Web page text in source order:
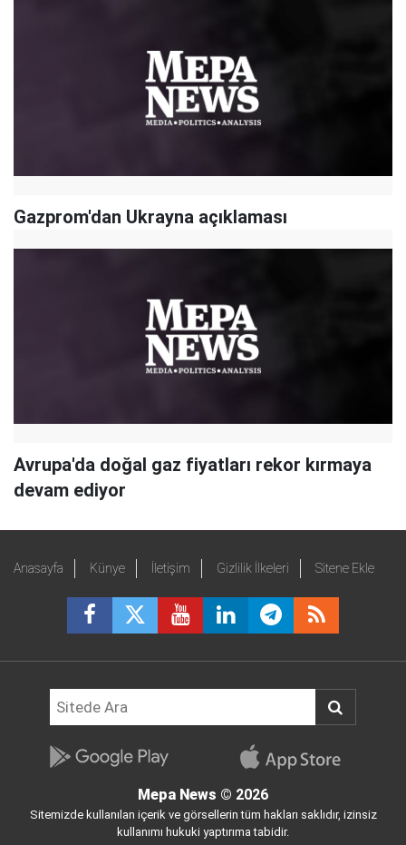
Gazprom'dan Ukrayna açıklaması
Avrupa'da doğal gaz fiyatları rekor kırmaya
devam ediyor
Anasayfa Künye İletişim Gizlilik İlkeleri Sitene Ekle
Mepa News © 2026
Sitemizde kullanılan içerik ve görsellerin tüm hakları saklıdır, izinsiz
kullanımı hukuki yaptırıma tabidir.